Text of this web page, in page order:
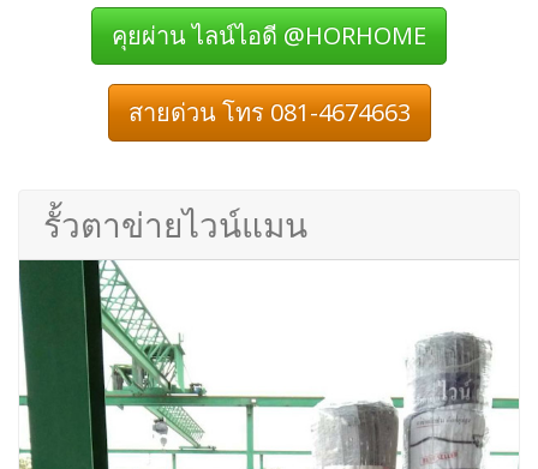
คุยผ่าน ไลน์ไอดี @HORHOME
สายด่วน โทร 081-4674663
รั้วตาข่ายไวน์แมน